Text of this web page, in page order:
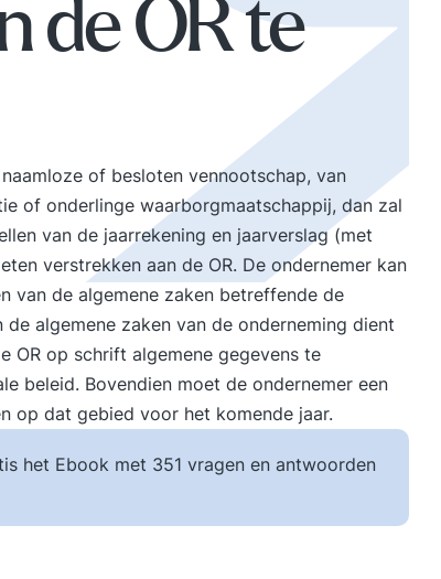
de OR te
of besloten vennootschap, van
of onderlinge waarborgmaatschappij, dan zal
van de jaarrekening en jaarverslag (met
verstrekken aan de OR. De ondernemer kan
van de algemene zaken betreffende de
algemene zaken van de onderneming dient
OR op schrift algemene gegevens te
beleid. Bovendien moet de ondernemer een
op dat gebied voor het komende jaar.
het Ebook met 351 vragen en antwoorden